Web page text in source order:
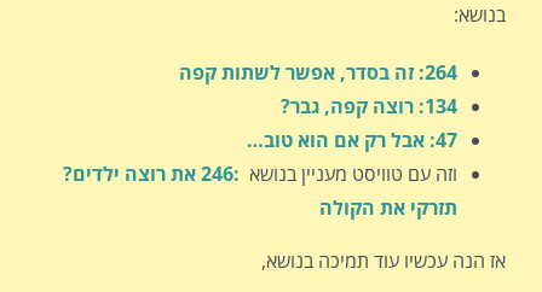
בנושא:
264: זה בסדר, אפשר לשתות קפה
134: רוצה קפה, גבר?
47: אבל רק אם הוא טוב…
וזה עם טוויסט מעניין בנושא
:246 את רוצה ילדים?
תזרקי את הקולה
אז הנה עכשיו עוד תמיכה בנושא,